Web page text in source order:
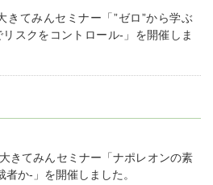
てみんセミナー「”ゼロ”から学ぶ
スクをコントロール-」を開催しま
きてみんセミナー「ナポレオンの素
か-」を開催しました。